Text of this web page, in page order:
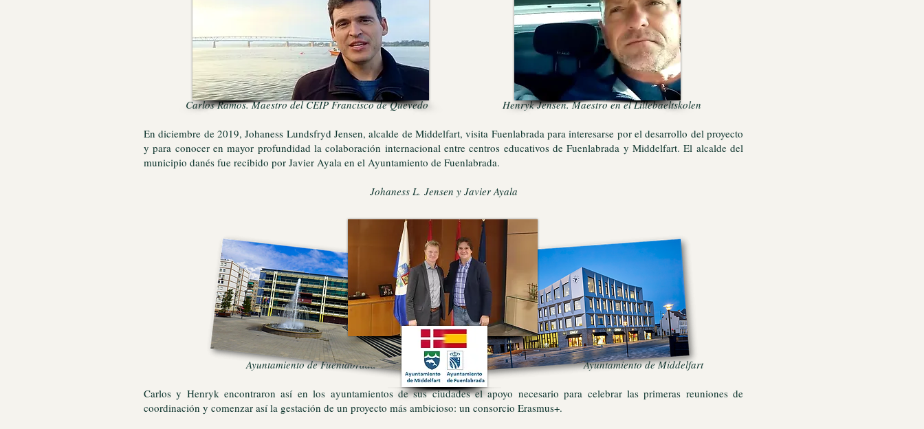
Carlos Ramos. Maestro del CEIP Francisco de Quevedo Henryk Jensen. Maestro en el Lillebaeltskolen
En diciembre de 2019, Johaness Lundsfryd Jensen, alcalde de Middelfart, visita Fuenlabrada para interesarse por el desarrollo del proyecto
y para conocer en mayor profundidad la colaboración internacional entre centros educativos de Fuenlabrada y Middelfart. El alcalde del
municipio danés fue recibido por Javier Ayala en el Ayuntamiento de Fuenlabrada.
Johaness L. Jensen y Javier Ayala
Ayuntamiento de Fuenlabrada Ayuntamiento de Middelfart
Carlos y Henryk encontraron así en los ayuntamientos de sus ciudades el apoyo necesario para celebrar las primeras reuniones de
coordinación y comenzar así la gestación de un proyecto más ambicioso: un consorcio Erasmus+.